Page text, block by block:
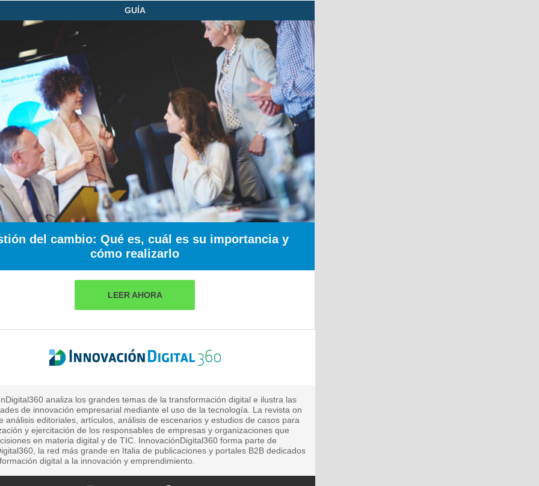
GUÍA
del cambio: Qué es, cuál es su importancia y
cómo realizarlo
LEER AHORA
analiza los grandes temas de la transformación digital e ilustra las
de innovación empresarial mediante el uso de la tecnología. La revista on
análisis editoriales, artículos, análisis de escenarios y estudios de casos para
y ejercitación de los responsables de empresas y organizaciones que
en materia digital y de TIC. InnovaciónDigital360 forma parte de
la red más grande en Italia de publicaciones y portales B2B dedicados
digital a la innovación y emprendimiento.